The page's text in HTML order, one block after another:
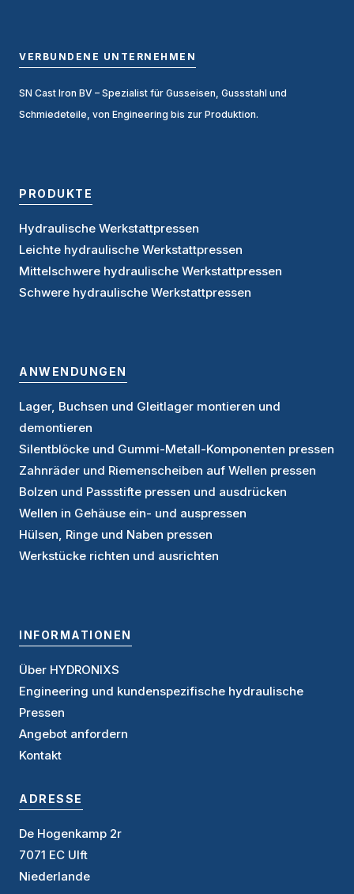
VERBUNDENE UNTERNEHMEN
SN Cast Iron BV – Spezialist für Gusseisen, Gussstahl und
Schmiedeteile, von Engineering bis zur Produktion.
PRODUKTE
Hydraulische Werkstattpressen
Leichte hydraulische Werkstattpressen
Mittelschwere hydraulische Werkstattpressen
Schwere hydraulische Werkstattpressen
ANWENDUNGEN
Lager, Buchsen und Gleitlager montieren und
demontieren
Silentblöcke und Gummi-Metall-Komponenten pressen
Zahnräder und Riemenscheiben auf Wellen pressen
Bolzen und Passstifte pressen und ausdrücken
Wellen in Gehäuse ein- und auspressen
Hülsen, Ringe und Naben pressen
Werkstücke richten und ausrichten
INFORMATIONEN
Über HYDRONIXS
Engineering und kundenspezifische hydraulische
Pressen
Angebot anfordern
Kontakt
ADRESSE
De Hogenkamp 2r
7071 EC Ulft
Niederlande